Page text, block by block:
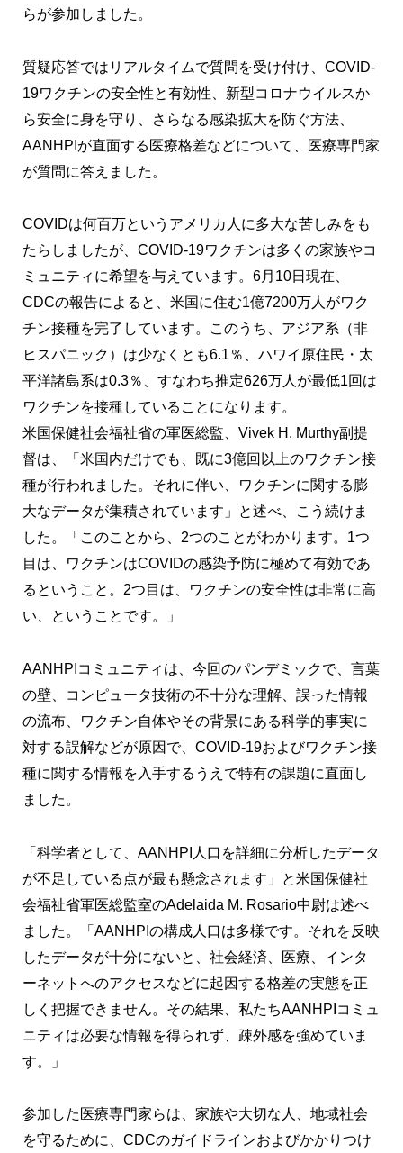
らが参加しました。
質疑応答ではリアルタイムで質問を受け付け、COVID-
19ワクチンの安全性と有効性、新型コロナウイルスか
ら安全に身を守り、さらなる感染拡大を防ぐ方法、
AANHPIが直面する医療格差などについて、医療専門家
が質問に答えました。
COVIDは何百万というアメリカ人に多大な苦しみをも
たらしましたが、COVID-19ワクチンは多くの家族やコ
ミュニティに希望を与えています。6月10日現在、
CDCの報告によると、米国に住む1億7200万人がワク
チン接種を完了しています。このうち、アジア系（非
ヒスパニック）は少なくとも6.1％、ハワイ原住民・太
平洋諸島系は0.3％、すなわち推定626万人が最低1回は
ワクチンを接種していることになります。
米国保健社会福祉省の軍医総監、Vivek H. Murthy副提
督は、「米国内だけでも、既に3億回以上のワクチン接
種が行われました。それに伴い、ワクチンに関する膨
大なデータが集積されています」と述べ、こう続けま
した。「このことから、2つのことがわかります。1つ
目は、ワクチンはCOVIDの感染予防に極めて有効であ
るということ。2つ目は、ワクチンの安全性は非常に高
い、ということです。」
AANHPIコミュニティは、今回のパンデミックで、言葉
の壁、コンピュータ技術の不十分な理解、誤った情報
の流布、ワクチン自体やその背景にある科学的事実に
対する誤解などが原因で、COVID-19およびワクチン接
種に関する情報を入手するうえで特有の課題に直面し
ました。
「科学者として、AANHPI人口を詳細に分析したデータ
が不足している点が最も懸念されます」と米国保健社
会福祉省軍医総監室のAdelaida M. Rosario中尉は述べ
ました。「AANHPIの構成人口は多様です。それを反映
したデータが十分にないと、社会経済、医療、インタ
ーネットへのアクセスなどに起因する格差の実態を正
しく把握できません。その結果、私たちAANHPIコミュ
ニティは必要な情報を得られず、疎外感を強めていま
す。」
参加した医療専門家らは、家族や大切な人、地域社会
を守るために、CDCのガイドラインおよびかかりつけ